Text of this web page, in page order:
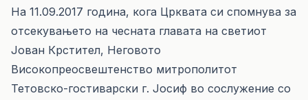
На 11.09.2017 година, кога Црквата си спомнува за
отсекувањето на чесната главата на светиот
Јован Крстител, Неговото
Високопреосвештенство митрополитот
Тетовско-гостиварски г. Јосиф во сослужение со